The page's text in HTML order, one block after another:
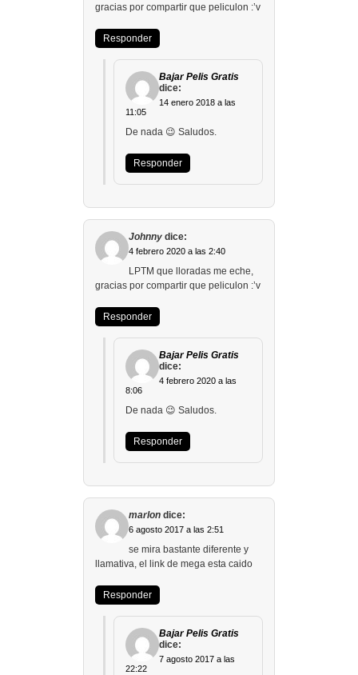
gracias por compartir que peliculon :’v
Responder
Bajar Pelis Gratis
dice:
14 enero 2018 a las
11:05
De nada 😉 Saludos.
Responder
Johnny dice:
4 febrero 2020 a las 2:40
LPTM que lloradas me eche,
gracias por compartir que peliculon :’v
Responder
Bajar Pelis Gratis
dice:
4 febrero 2020 a las
8:06
De nada 😉 Saludos.
Responder
marlon dice:
6 agosto 2017 a las 2:51
se mira bastante diferente y
llamativa, el link de mega esta caido
Responder
Bajar Pelis Gratis
dice:
7 agosto 2017 a las
22:22